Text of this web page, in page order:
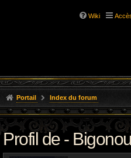
Wiki
Portail Index du forum
Profil de -